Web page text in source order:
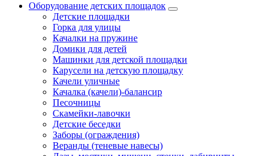
Оборудование детских площадок
Детские площадки
Горка для улицы
Качалки на пружине
Домики для детей
Машинки для детской площадки
Карусели на детскую площадку
Качели уличные
Качалка (качели)-балансир
Песочницы
Скамейки-лавочки
Детские беседки
Заборы (ограждения)
Веранды (теневые навесы)